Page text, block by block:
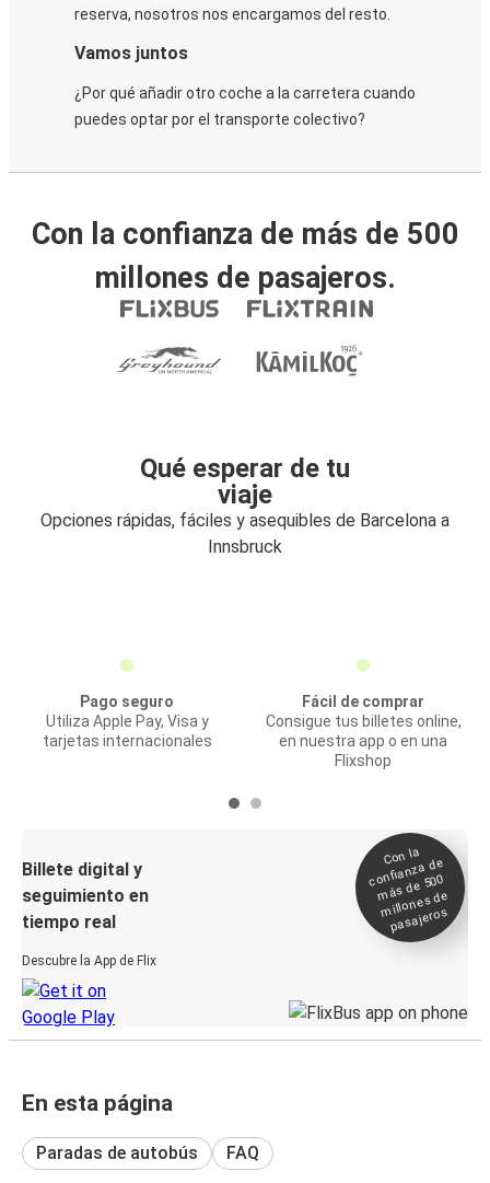
reserva, nosotros nos encargamos del resto.
Vamos juntos
¿Por qué añadir otro coche a la carretera cuando
puedes optar por el transporte colectivo?
Con la confianza de más de 500
millones de pasajeros.
Qué esperar de tu
viaje
Opciones rápidas, fáciles y asequibles de Barcelona a
Innsbruck
Pago seguro
Utiliza Apple Pay, Visa y
tarjetas internacionales
Fácil de comprar
Consigue tus billetes online,
en nuestra app o en una
Flixshop
Billete digital y
seguimiento en
tiempo real
Descubre la App de Flix
Con la
confianza de
más de 500
millones de
pasajeros
En esta página
Paradas de autobús FAQ